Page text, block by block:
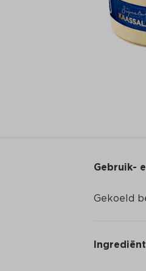
Gebruik-
Gekoeld